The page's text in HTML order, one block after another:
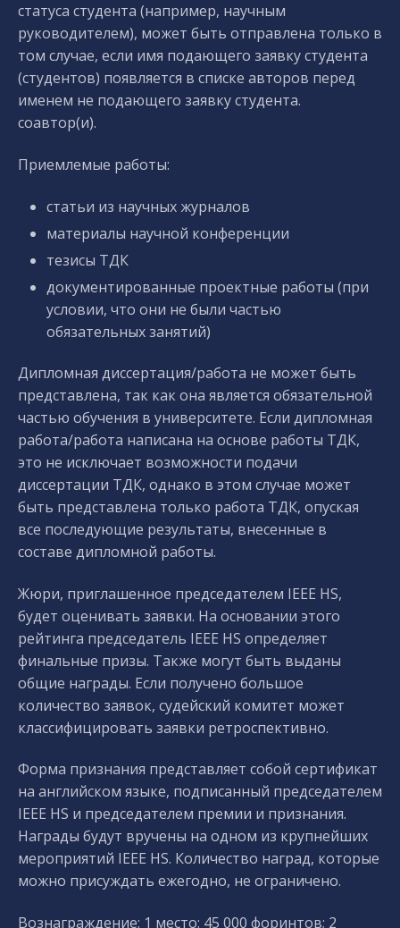
статуса студента (например, научным
руководителем), может быть отправлена только в
том случае, если имя подающего заявку студента
(студентов) появляется в списке авторов перед
именем не подающего заявку студента.
соавтор(и).
Приемлемые работы:
статьи из научных журналов
материалы научной конференции
тезисы ТДК
документированные проектные работы (при
условии, что они не были частью
обязательных занятий)
Дипломная диссертация/работа не может быть
представлена, так как она является обязательной
частью обучения в университете. Если дипломная
работа/работа написана на основе работы ТДК,
это не исключает возможности подачи
диссертации ТДК, однако в этом случае может
быть представлена только работа ТДК, опуская
все последующие результаты, внесенные в
составе дипломной работы.
Жюри, приглашенное председателем IEEE HS,
будет оценивать заявки. На основании этого
рейтинга председатель IEEE HS определяет
финальные призы. Также могут быть выданы
общие награды. Если получено большое
количество заявок, судейский комитет может
классифицировать заявки ретроспективно.
Форма признания представляет собой сертификат
на английском языке, подписанный председателем
IEEE HS и председателем премии и признания.
Награды будут вручены на одном из крупнейших
мероприятий IEEE HS. Количество наград, которые
можно присуждать ежегодно, не ограничено.
Вознаграждение: 1 место: 45 000 форинтов; 2